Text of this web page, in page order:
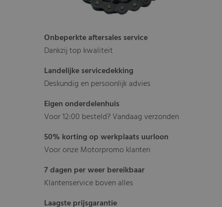
Onbeperkte aftersales service
Dankzij top kwaliteit
Landelijke servicedekking
Deskundig en persoonlijk advies
Eigen onderdelenhuis
Voor 12:00 besteld? Vandaag verzonden
50% korting op werkplaats uurloon
Voor onze Motorpromo klanten
7 dagen per weer bereikbaar
Klantenservice boven alles
Laagste prijsgarantie